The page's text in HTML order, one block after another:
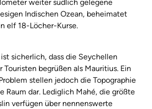
weiter südlich gelegene
Indischen Ozean, beheimatet
elf 18-Löcher-Kurse.
sicherlich, dass die Seychellen
begrüßen als Mauritius. Ein
stellen jedoch die Topographie
Raum dar. Lediglich Mahé, die größte
verfügen über nennenswerte